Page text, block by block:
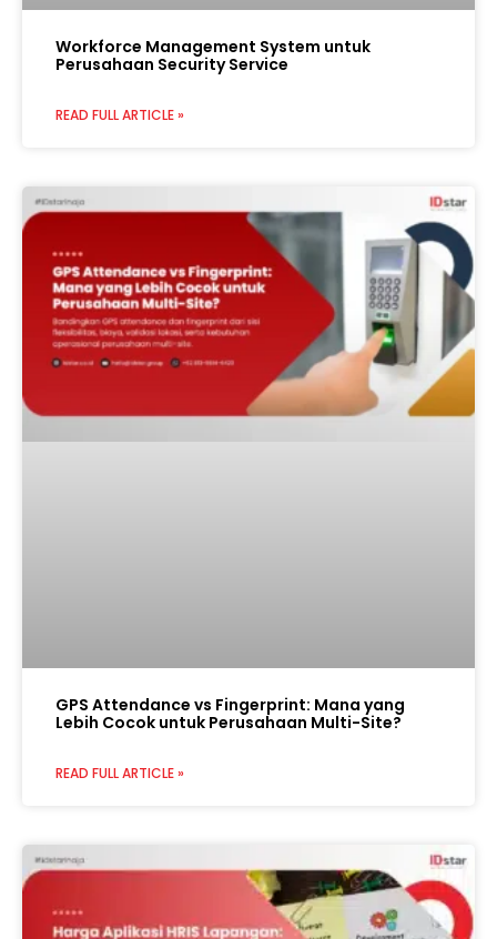
Workforce Management System untuk
Perusahaan Security Service
READ FULL ARTICLE »
GPS Attendance vs Fingerprint: Mana yang
Lebih Cocok untuk Perusahaan Multi-Site?
READ FULL ARTICLE »